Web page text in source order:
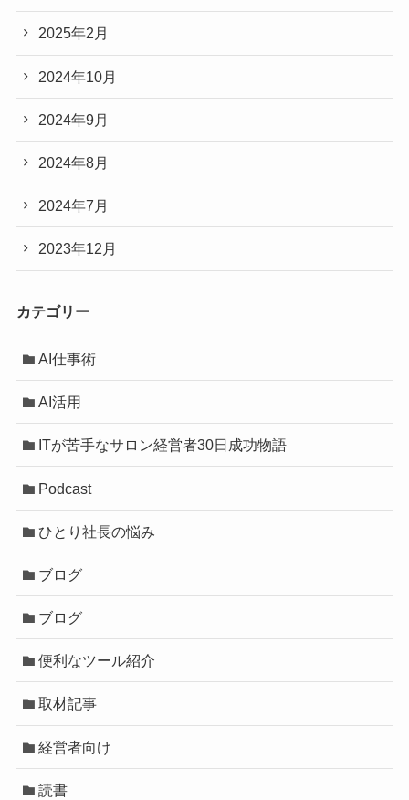
2025年2月
2024年10月
2024年9月
2024年8月
2024年7月
2023年12月
カテゴリー
AI仕事術
AI活用
ITが苦手なサロン経営者30日成功物語
Podcast
ひとり社長の悩み
ブログ
ブログ
便利なツール紹介
取材記事
経営者向け
読書